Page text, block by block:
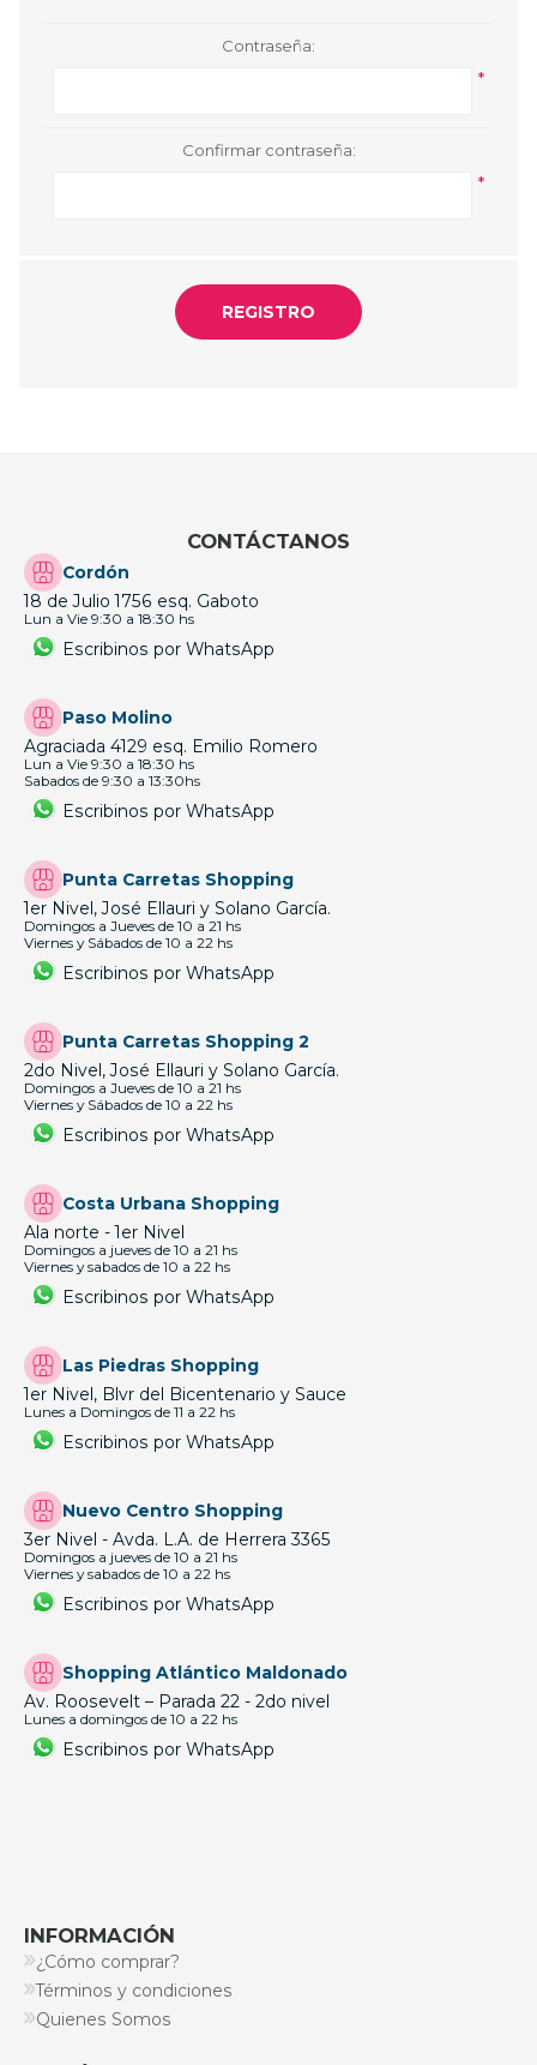
Contraseña:
*
Confirmar contraseña:
*
CONTÁCTANOS
Cordón
18 de Julio 1756 esq. Gaboto
Lun a Vie 9:30 a 18:30 hs
Escribinos por WhatsApp
Paso Molino
Agraciada 4129 esq. Emilio Romero
Lun a Vie 9:30 a 18:30 hs
Sabados de 9:30 a 13:30hs
Escribinos por WhatsApp
Punta Carretas Shopping
1er Nivel, José Ellauri y Solano García.
Domingos a Jueves de 10 a 21 hs
Viernes y Sábados de 10 a 22 hs
Escribinos por WhatsApp
Punta Carretas Shopping 2
2do Nivel, José Ellauri y Solano García.
Domingos a Jueves de 10 a 21 hs
Viernes y Sábados de 10 a 22 hs
Escribinos por WhatsApp
Costa Urbana Shopping
Ala norte - 1er Nivel
Domingos a jueves de 10 a 21 hs
Viernes y sabados de 10 a 22 hs
Escribinos por WhatsApp
Las Piedras Shopping
1er Nivel, Blvr del Bicentenario y Sauce
Lunes a Domingos de 11 a 22 hs
Escribinos por WhatsApp
Nuevo Centro Shopping
3er Nivel - Avda. L.A. de Herrera 3365
Domingos a jueves de 10 a 21 hs
Viernes y sabados de 10 a 22 hs
Escribinos por WhatsApp
Shopping Atlántico Maldonado
Av. Roosevelt – Parada 22 - 2do nivel
Lunes a domingos de 10 a 22 hs
Escribinos por WhatsApp
INFORMACIÓN
¿Cómo comprar?
Términos y condiciones
Quienes Somos